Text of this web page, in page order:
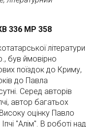
336 МР 358
літератури
був ймовірно
поїздок до Криму,
до Павла
Серед авторів
автор багатьох
оцінку Павло
"Алім". В роботі над